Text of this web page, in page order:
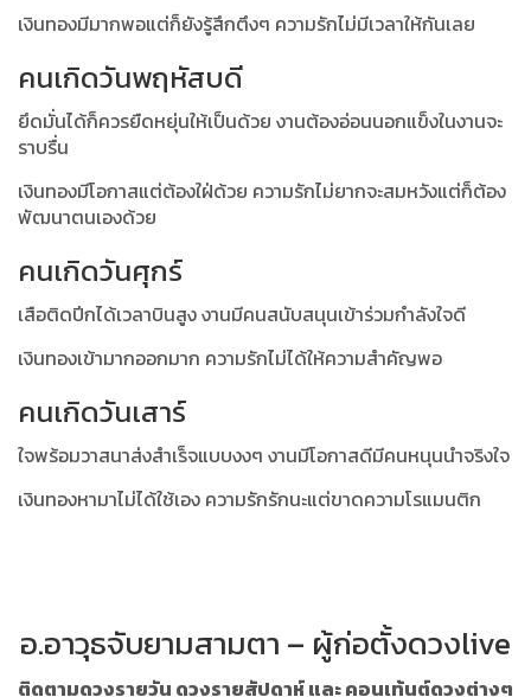
เงินทองมีมากพอแต่ก็ยังรู้สึกตึงๆ ความรักไม่มีเวลาให้กันเลย
คนเกิดวันพฤหัสบดี
ยึดมั่นได้ก็ควรยืดหยุ่นให้เป็นด้วย งานต้องอ่อนนอกแข็งในงานจะ
ราบรื่น
เงินทองมีโอกาสแต่ต้องใฝ่ด้วย ความรักไม่ยากจะสมหวังแต่ก็ต้อง
พัฒนาตนเองด้วย
คนเกิดวันศุกร์
เสือติดปีกได้เวลาบินสูง งานมีคนสนับสนุนเข้าร่วมกำลังใจดี
เงินทองเข้ามากออกมาก ความรักไม่ได้ให้ความสำคัญพอ
คนเกิดวันเสาร์
ใจพร้อมวาสนาส่งสำเร็จแบบงงๆ งานมีโอกาสดีมีคนหนุนนำจริงใจ
เงินทองหามาไม่ได้ใช้เอง ความรักรักนะแต่ขาดความโรแมนติก
อ.อาวุธจับยามสามตา – ผู้ก่อตั้งดวงlive
ติดตามดวงรายวัน ดวงรายสัปดาห์ และ คอนเท้นต์ดวงต่างๆ